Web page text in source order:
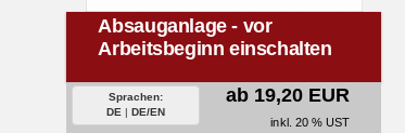
Absauganlage - vor
Arbeitsbeginn einschalten
Sprachen:
DE
DE/EN
ab 19,20 EUR
inkl. 20 % UST